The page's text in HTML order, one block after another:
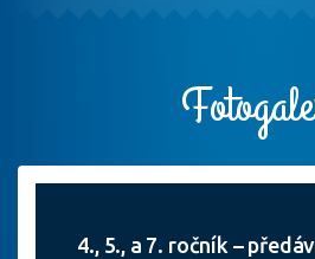
4., 5., a 7. ročník –